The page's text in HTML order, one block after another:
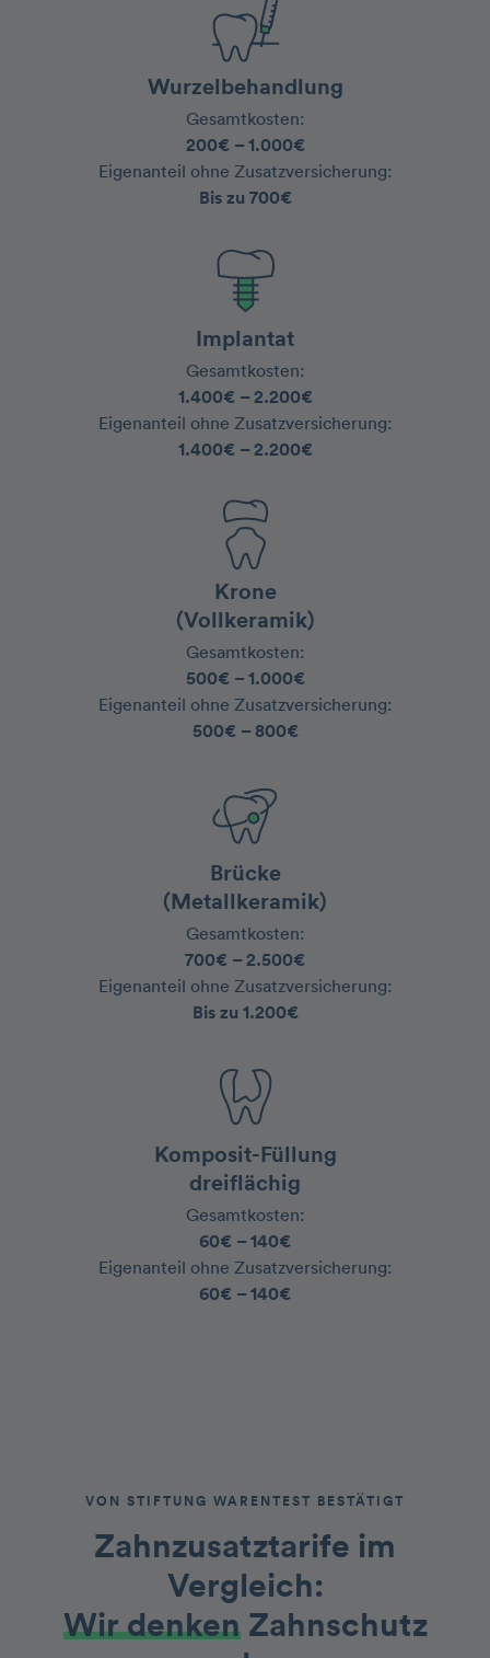
Wurzelbehandlung
Gesamtkosten:
200€ – 1.000€
‍Eigenanteil ohne Zusatzversicherung:
Bis zu 700€
Implantat
Gesamtkosten:
1.400€ – 2.200€
‍Eigenanteil ohne Zusatzversicherung:
1.400€ – 2.200€
Krone
(Vollkeramik)
Gesamtkosten:
500€ – 1.000€
‍Eigenanteil ohne Zusatzversicherung:
500€ – 800€
Brücke
(Metallkeramik)
Gesamtkosten:
700€ – 2.500€
‍Eigenanteil ohne Zusatzversicherung:
Bis zu 1.200€
Komposit-Füllung
dreiflächig
Gesamtkosten:
60€ – 140€
‍Eigenanteil ohne Zusatzversicherung:
60€ – 140€
VON STIFTUNG WARENTEST BESTÄTIGT
Zahnzusatztarife im
Vergleich:
Wir denken Zahnschutz